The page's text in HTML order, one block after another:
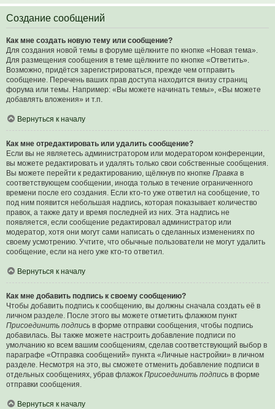
Создание сообщений
Как мне создать новую тему или сообщение?
Для создания новой темы в форуме щёлкните по кнопке «Новая тема».
Для размещения сообщения в теме щёлкните по кнопке «Ответить».
Возможно, придётся зарегистрироваться, прежде чем отправить
сообщение. Перечень ваших прав доступа находится внизу страниц
форума или темы. Например: «Вы можете начинать темы», «Вы можете
добавлять вложения» и т.п.
Вернуться к началу
Как мне отредактировать или удалить сообщение?
Если вы не являетесь администратором или модератором конференции,
вы можете редактировать и удалять только свои собственные сообщения.
Вы можете перейти к редактированию, щёлкнув по кнопке Правка в
соответствующем сообщении, иногда только в течение ограниченного
времени после его создания. Если кто-то уже ответил на сообщение, то
под ним появится небольшая надпись, которая показывает количество
правок, а также дату и время последней из них. Эта надпись не
появляется, если сообщение редактировал администратор или
модератор, хотя они могут сами написать о сделанных изменениях по
своему усмотрению. Учтите, что обычные пользователи не могут удалить
сообщение, если на него уже кто-то ответил.
Вернуться к началу
Как мне добавить подпись к своему сообщению?
Чтобы добавить подпись к сообщению, вы должны сначала создать её в
личном разделе. После этого вы можете отметить флажком пункт
Присоединить подпись в форме отправки сообщения, чтобы подпись
добавилась. Вы также можете настроить добавление подписи по
умолчанию ко всем вашим сообщениям, сделав соответствующий выбор в
параграфе «Отправка сообщений» пункта «Личные настройки» в личном
разделе. Несмотря на это, вы сможете отменить добавление подписи в
отдельных сообщениях, убрав флажок Присоединить подпись в форме
отправки сообщения.
Вернуться к началу